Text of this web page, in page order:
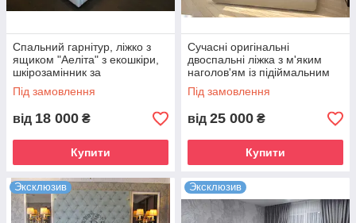
Спальний гарнітур, ліжко з
ящиком "Аеліта" з екошкіри,
шкірозамінник за
індивідуальними розмірами
Під замовлення
від 18 000 ₴
Купити
Сучасні оригінальні
двоспальні ліжка з м'яким
наголов'ям із підіймальним
механізмом на ламелях на
замовлення
Під замовлення
від 25 000 ₴
Купити
Эксклюзив Эксклюзив